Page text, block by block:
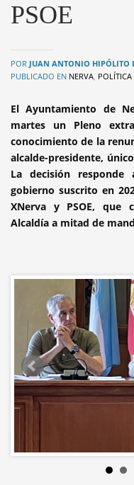
PSOE
POR JUAN ANTONIO HIPÓLITO
PUBLICADO EN NERVA, POLÍTICA
El Ayuntamiento de
martes un Pleno
conocimiento de la
alcalde-presidente,
La decisión
gobierno suscrito en
XNerva y PSOE, que
Alcaldía a mitad de